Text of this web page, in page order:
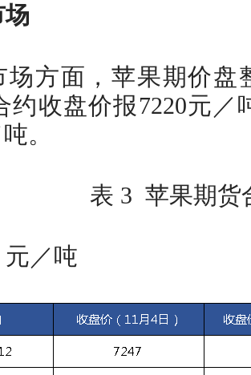
场方面，苹果期价盘
约收盘价报7220元
。
表 3 苹果期货
／吨